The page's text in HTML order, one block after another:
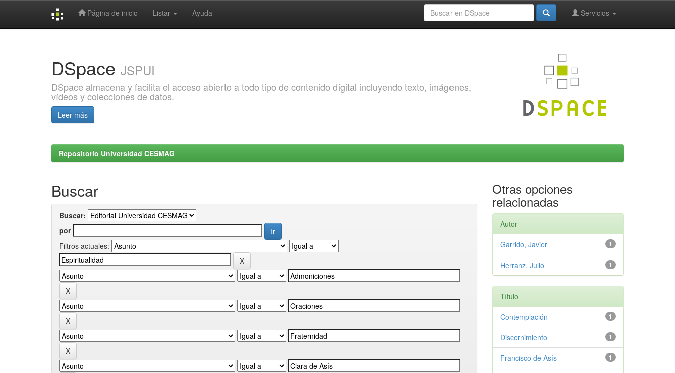
Página de inicio Listar Ayuda Servicios
DSpace JSPUI
DSpace almacena y facilita el acceso abierto a todo tipo de contenido digital incluyendo texto, imágenes,
vídeos y colecciones de datos.
Leer más
Repositorio Universidad CESMAG
Buscar
Buscar:
por
Filtros actuales:
Otras opciones
relacionadas
Autor
1
Garrido, Javier
1
Herranz, Julio
Título
1
Contemplación
1
Discernimiento
1
Francisco de Asís